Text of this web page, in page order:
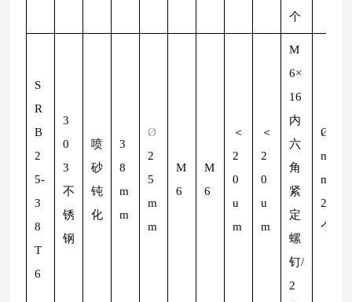
个
S
R
B
2
5-
3
8
T
6
3
0
3
不
锈
钢
喷
砂
钝
化
3
8
m
m
Ø
2
5
m
m
M
6
M
6
＜
2
0
u
m
＜
2
0
u
m
M
6×
16
内
六
角
紧
定
螺
钉/
2
Ø
m
m/
2
个